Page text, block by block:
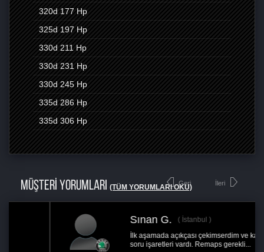
320d 177 Hp
325d 197 Hp
330d 211 Hp
330d 231 Hp
330d 245 Hp
335d 286 Hp
335d 306 Hp
MÜŞTERİ YORUMLARI (TÜM YORUMLARI OKU)
Geri
Sınan G.
İstanbul
İlk aşamada açıkçası çekimserdim ve kafamda
soru işaretleri vardı. Remaps gerekli...
İleri